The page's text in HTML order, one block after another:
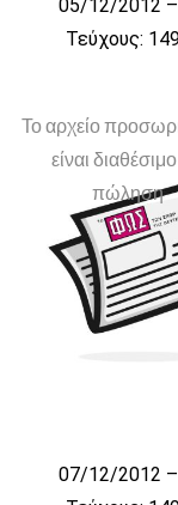
05/12/2012
Τεύχους:
Το αρχείο
είναι
πώληση
07/12/2012